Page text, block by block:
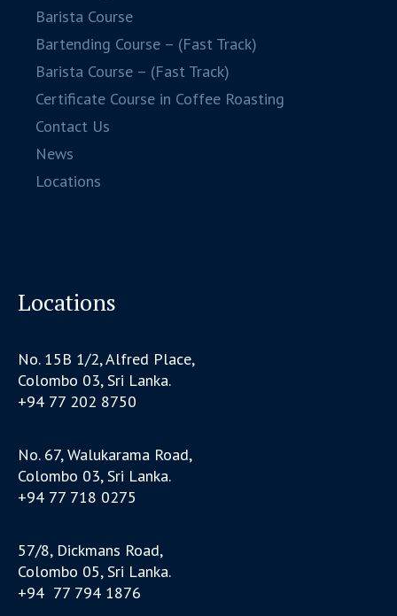
Barista Course
Bartending Course – (Fast Track)
Barista Course – (Fast Track)
Certificate Course in Coffee Roasting
Contact Us
News
Locations
Locations
No. 15B 1/2, Alfred Place,
Colombo 03, Sri Lanka.
+94 77 202 8750
No. 67, Walukarama Road,
Colombo 03, Sri Lanka.
+94 77 718 0275
57/8, Dickmans Road,
Colombo 05, Sri Lanka.
+94 77 794 1876